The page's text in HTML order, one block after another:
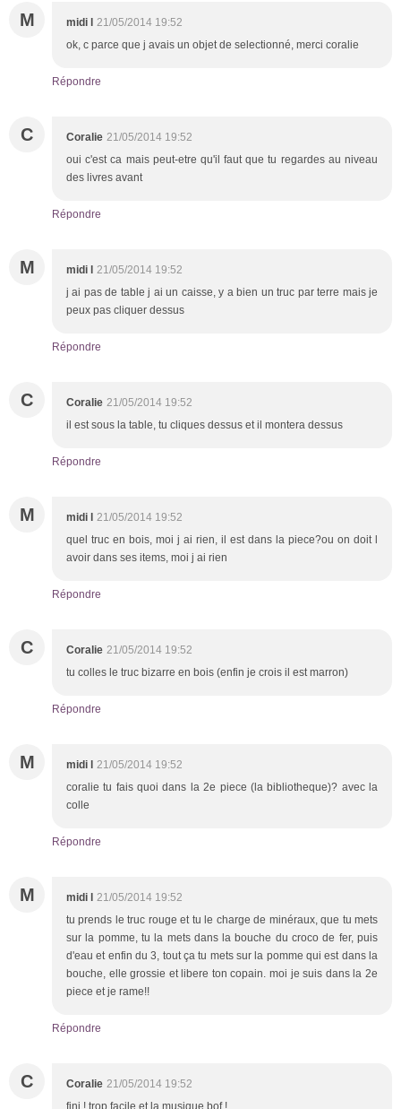
M midi l 21/05/2014 19:52
ok, c parce que j avais un objet de selectionné, merci coralie
Répondre
C Coralie 21/05/2014 19:52
oui c'est ca mais peut-etre qu'il faut que tu regardes au niveau
des livres avant
Répondre
M midi l 21/05/2014 19:52
j ai pas de table j ai un caisse, y a bien un truc par terre mais je
peux pas cliquer dessus
Répondre
C Coralie 21/05/2014 19:52
il est sous la table, tu cliques dessus et il montera dessus
Répondre
M midi l 21/05/2014 19:52
quel truc en bois, moi j ai rien, il est dans la piece?ou on doit l
avoir dans ses items, moi j ai rien
Répondre
C Coralie 21/05/2014 19:52
tu colles le truc bizarre en bois (enfin je crois il est marron)
Répondre
M midi l 21/05/2014 19:52
coralie tu fais quoi dans la 2e piece (la bibliotheque)? avec la
colle
Répondre
M midi l 21/05/2014 19:52
tu prends le truc rouge et tu le charge de minéraux, que tu mets
sur la pomme, tu la mets dans la bouche du croco de fer, puis
d'eau et enfin du 3, tout ça tu mets sur la pomme qui est dans la
bouche, elle grossie et libere ton copain. moi je suis dans la 2e
piece et je rame!!
Répondre
C Coralie 21/05/2014 19:52
fini ! trop facile et la musique bof !